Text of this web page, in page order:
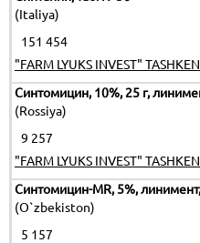
(Italiya)
151 454
"FARM LYUKS INVEST"
Синтомицин, 10%, 25 г,
(Rossiya)
9 257
"FARM LYUKS INVEST"
Синтомицин-MR, 5%,
(O`zbekiston)
5 157